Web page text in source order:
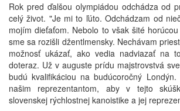
Rok pred ďalšou olympiádou odchádza od
celý život. "Je mi to ľúto. Odchádzam od
mojím dieťaťom. Nebolo to však šité
sme sa rozišli džentlmensky. Nechávam
možnosť ukázať, ako vedia nadviazať na
doteraz. Už v auguste prídu majstrovstvá
budú kvalifikáciou na budúcoročný
našim reprezentantom, aby v tejto
slovenskej rýchlostnej kanoistike a jej